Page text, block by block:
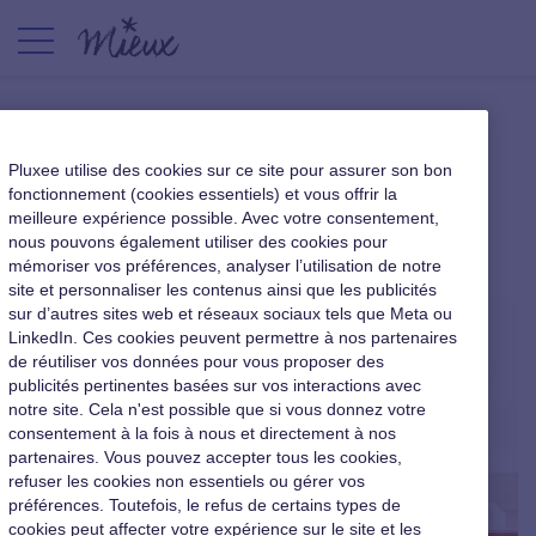
L’intrapreneuriat fidélise les
talents de l’entreprise
|12 juillet 2016
Pluxee utilise des cookies sur ce site pour assurer son bon
fonctionnement (cookies essentiels) et vous offrir la
meilleure expérience possible. Avec votre consentement,
nous pouvons également utiliser des cookies pour
mémoriser vos préférences, analyser l’utilisation de notre
site et personnaliser les contenus ainsi que les publicités
sur d’autres sites web et réseaux sociaux tels que Meta ou
LinkedIn. Ces cookies peuvent permettre à nos partenaires
de réutiliser vos données pour vous proposer des
publicités pertinentes basées sur vos interactions avec
notre site. Cela n'est possible que si vous donnez votre
consentement à la fois à nous et directement à nos
partenaires. Vous pouvez accepter tous les cookies,
refuser les cookies non essentiels ou gérer vos
préférences. Toutefois, le refus de certains types de
cookies peut affecter votre expérience sur le site et les